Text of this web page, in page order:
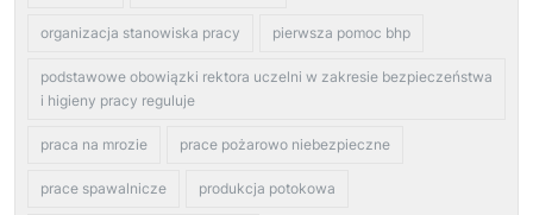
organizacja stanowiska pracy pierwsza pomoc bhp
podstawowe obowiązki rektora uczelni w zakresie bezpieczeństwa
i higieny pracy reguluje
praca na mrozie prace pożarowo niebezpieczne
prace spawalnicze produkcja potokowa